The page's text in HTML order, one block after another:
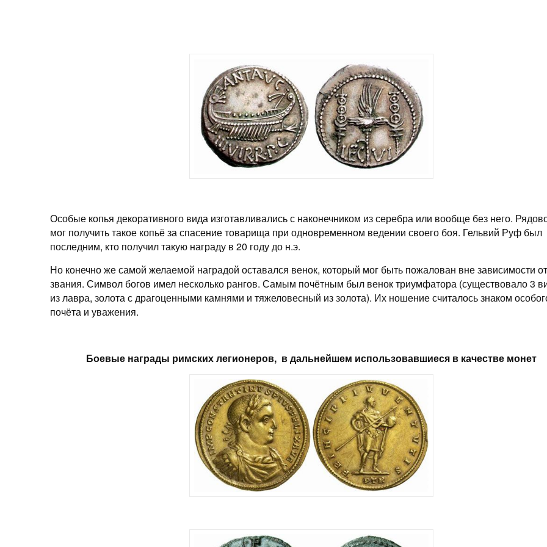
Особые копья декоративного вида изготавливались с наконечником из серебра или вообще без него.
мог получить такое копьё за спасение товарища при одновременном ведении своего боя. Гельвий Руф был
последним, кто получил такую награду в 20 году до н.э.
Но конечно же самой желаемой наградой оставался венок, который мог быть пожалован вне зависимости от
звания. Символ богов имел несколько рангов. Самым почётным был венок триумфатора (существовало 3
из лавра, золота с драгоценными камнями и тяжеловесный из золота). Их ношение считалось знаком
почёта и уважения.
Боевые награды римских легионеров, в дальнейшем использовавшиеся в качестве монет